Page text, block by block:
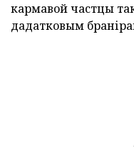
кармавой частцы
дадатковым